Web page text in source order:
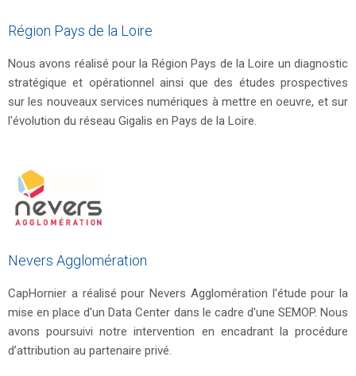
Région Pays de la Loire
Nous avons réalisé pour la Région Pays de la Loire un diagnostic
stratégique et opérationnel ainsi que des études prospectives
sur les nouveaux services numériques à mettre en oeuvre, et sur
l'évolution du réseau Gigalis en Pays de la Loire.
Nevers Agglomération
CapHornier a réalisé pour Nevers Agglomération l'étude pour la
mise en place d'un Data Center dans le cadre d'une SEMOP. Nous
avons poursuivi notre intervention en encadrant la procédure
d’attribution au partenaire privé.